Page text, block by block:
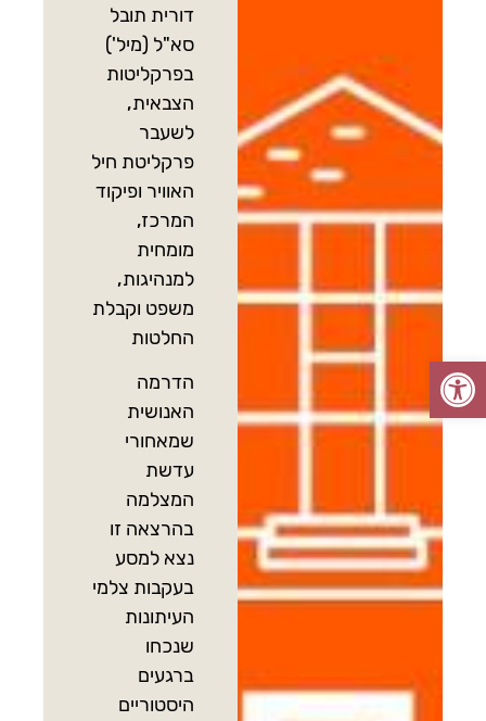
פתח סרגל נגישות
דורית תובל
סא"ל (מיל')
בפרקליטות
הצבאית,
לשעבר
פרקליטת חיל
האוויר ופיקוד
המרכז,
מומחית
למנהיגות,
משפט וקבלת
החלטות
הדרמה
האנושית
שמאחורי
עדשת
המצלמה
בהרצאה זו
נצא למסע
בעקבות צלמי
העיתונות
שנכחו
ברגעים
היסטוריים